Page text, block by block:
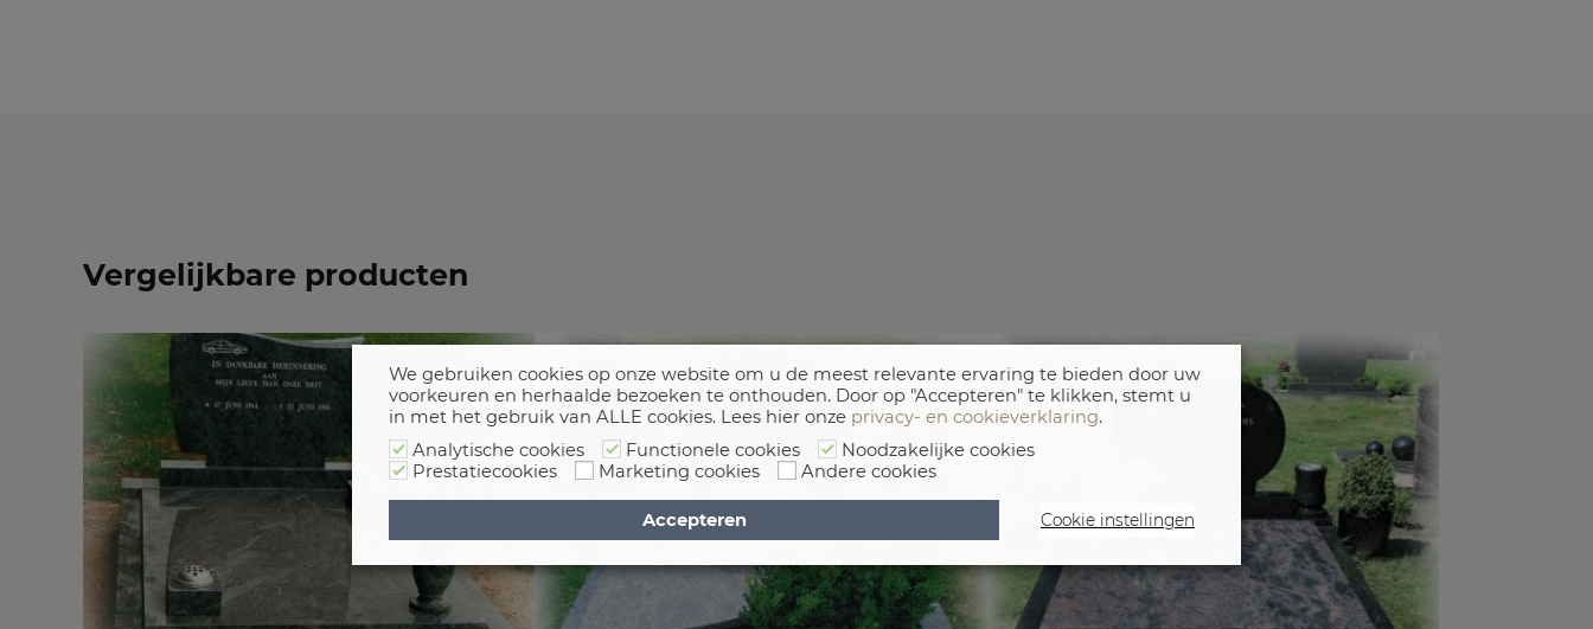
Vergelijkbare producten
We gebruiken cookies op onze website om u de meest relevante ervaring te bieden door uw
voorkeuren en herhaalde bezoeken te onthouden. Door op "Accepteren" te klikken, stemt u
in met het gebruik van ALLE cookies. Lees hier onze privacy- en cookieverklaring.
Analytische cookies
Functionele cookies
Noodzakelijke cookies
Prestatiecookies
Marketing cookies Andere cookies
Cookie instellingen
Accepteren